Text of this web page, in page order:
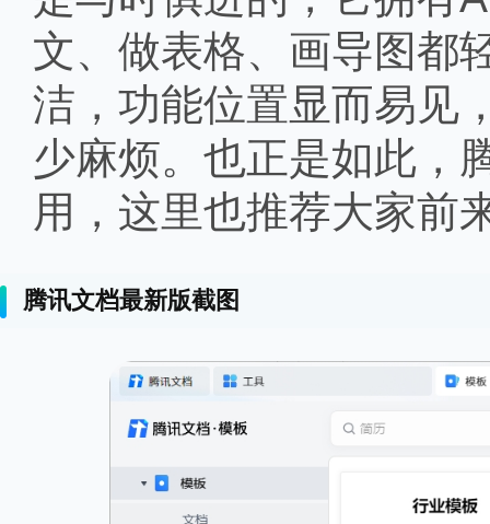
文、做表格、画导图都
洁，功能位置显而易见
少麻烦。也正是如此，
用，这里也推荐大家前
腾讯文档最新版截图